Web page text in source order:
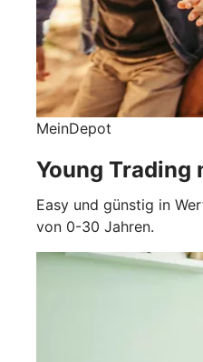
MeinDepot
Young Trading
Easy und günstig in
von 0-30 Jahren.